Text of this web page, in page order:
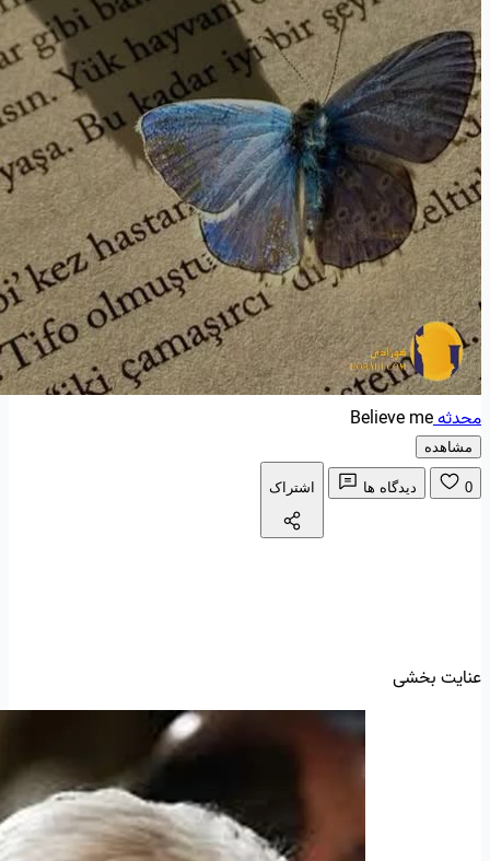
محدثهBelieve me
مشاهده
0 دیدگاه ها اشتراک
عنایت بخشی